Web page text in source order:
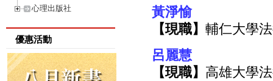
心理出版社
優惠活動
黃淨愉
【現職】 輔仁大學
呂麗慧
【現職】 高雄大學